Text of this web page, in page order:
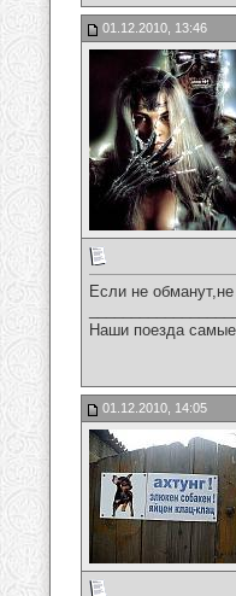
01.12.2010, 13:46
Если не
Наши поезда самые
01.12.2010, 14:05